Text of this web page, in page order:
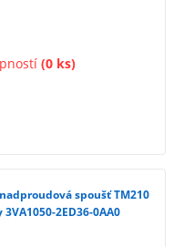
(0 ks)
spoušť TM210
2ED36-0AA0